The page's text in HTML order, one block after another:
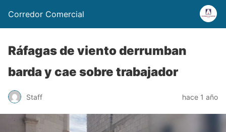
Corredor Comercial
Ráfagas de viento derrumban
barda y cae sobre trabajador
Staff hace 1 año